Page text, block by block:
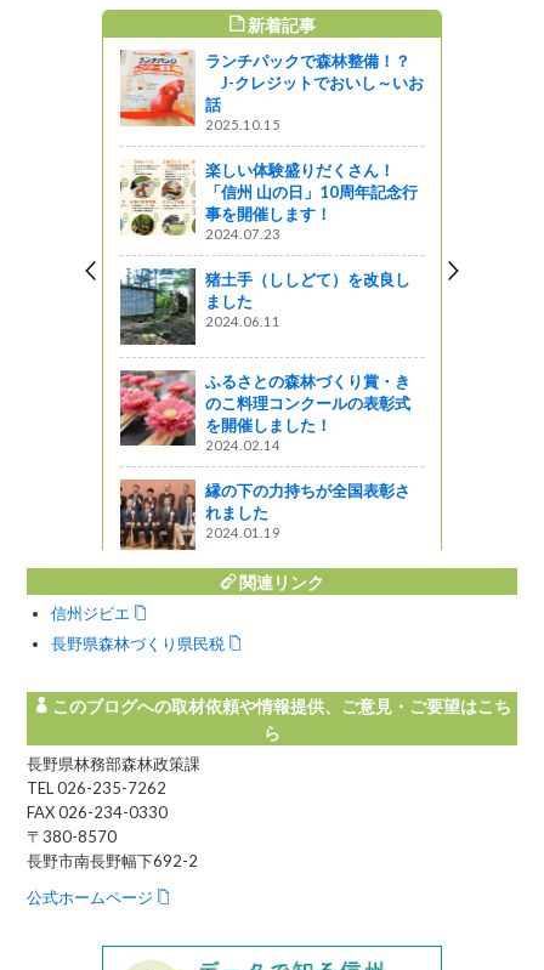
新着記事
ランチパックで森林整備！？
J-クレジットでおいし～いお
話
2025.10.15
楽しい体験盛りだくさん！
「信州 山の日」10周年記念行
事を開催します！
2024.07.23
猪土手（ししどて）を改良し
ました
2024.06.11
ふるさとの森林づくり賞・き
のこ料理コンクールの表彰式
を開催しました！
2024.02.14
縁の下の力持ちが全国表彰さ
れました
2024.01.19
関連リンク
信州ジビエ
長野県森林づくり県民税
このブログへの取材依頼や情報提供、ご意見・ご要望はこち
ら
長野県林務部森林政策課
TEL 026-235-7262
FAX 026-234-0330
〒380-8570
長野市南長野幅下692-2
公式ホームページ